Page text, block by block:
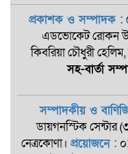
প্রকাশক ও সম্পাদক :
এডভোকেট রোকন
কিবরিয়া চৌধুরী হেলিম,
সহ-বার্তা
সম্পাদকীয় ও
ডায়গনস্টিক সেন্টার
নেত্রকোণা। প্রয়োজনে :